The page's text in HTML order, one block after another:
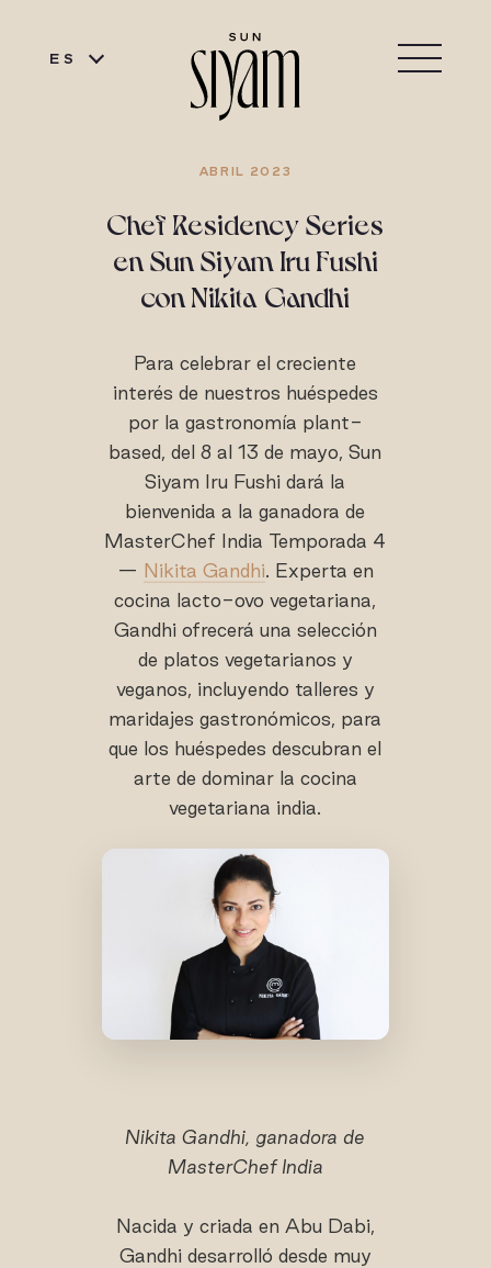
ES
ABRIL 2023
Chef Residency Series
en Sun Siyam Iru Fushi
con Nikita Gandhi
Para celebrar el creciente
interés de nuestros huéspedes
por la gastronomía plant-
based, del 8 al 13 de mayo, Sun
Siyam Iru Fushi dará la
bienvenida a la ganadora de
MasterChef India Temporada 4
— Nikita Gandhi. Experta en
cocina lacto-ovo vegetariana,
Gandhi ofrecerá una selección
de platos vegetarianos y
veganos, incluyendo talleres y
maridajes gastronómicos, para
que los huéspedes descubran el
arte de dominar la cocina
vegetariana india.
Nikita Gandhi, ganadora de
MasterChef India
Nacida y criada en Abu Dabi,
Gandhi desarrolló desde muy